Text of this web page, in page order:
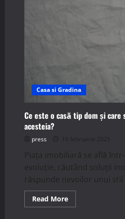
Casa si Gradina
Ce este o casă tip dom și care
acesteia?
press 16 februarie 2025
Piața imobiliară se află
evoluție, căutând soluții
răspunde nevoilor unui stil
Read MoreRead
more